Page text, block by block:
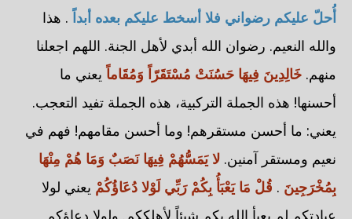
أُحلّ عليكم رضواني فلا أسخط عليكم بعده أبداً . هذا
والله النعيم. رضوان الله أبدي لأهل الجنة. اللهم اجعلنا
منهم. خَالِدِينَ فِيهَا حَسُنَتْ مُسْتَقَرّاً وَمُقَاماً يعني ما
أحسنها! هذه الجملة التركبية، هذه الجملة تفيد التعجب.
يعني: ما أحسن مستقرهم! وما أحسن مقامهم! فهم في
نعيم ومستقر آمنين. لا يَمَسُّهُمْ فِيهَا نَصَبٌ وَمَا هُمْ مِنْهَا
بِمُخْرَجِينَ . قُلْ مَا يَعْبَأُ بِكُمْ رَبِّي لَوْلا دُعَاؤُكُمْ يعني لولا